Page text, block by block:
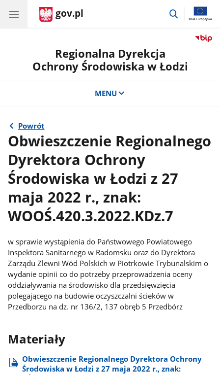
gov.pl
przejdź
Regionalna Dyrekcja
Ochrony Środowiska w Łodzi
MENU
Powrót
Obwieszczenie Regionalnego
Dyrektora Ochrony
Środowiska w Łodzi z 27
maja 2022 r., znak:
WOOŚ.420.3.2022.KDz.7
w sprawie wystąpienia do Państwowego Powiatowego
Inspektora Sanitarnego w Radomsku oraz do Dyrektora
Zarządu Zlewni Wód Polskich w Piotrkowie Trybunalskim o
wydanie opinii co do potrzeby przeprowadzenia oceny
oddziaływania na środowisko dla przedsięwzięcia
polegającego na budowie oczyszczalni ścieków w
Przedborzu na dz. nr 136/2, 137 obręb 5 Przedbórz
Materiały
Obwieszczenie Regionalnego Dyrektora Ochrony
Środowiska w Łodzi z 27 maja 2022 r., znak: